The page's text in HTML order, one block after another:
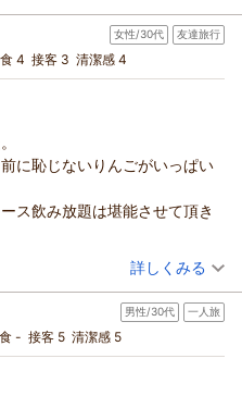
を重ねてまいります。
過ごしいただけますよう、
げております。
お越しくださいませ。
ご宿泊を即決でお選びいただ
ば様にご宿泊いただき、まる
ような、懐かしい感覚を覚
っておりません。館内の至
は「源泉」です。以前よりも
湯）になり、日帰り入浴の
をいただいております。
た料理や県産の野菜・海鮮
したお料理を提供しておりま
様にお喜びいただけるさまざ
しますので、ぜひ次回もご
、誠にありがとうございま
に頭越しに大声で会話された
お肌に感動です
車場まで来て頂いて
正面付けされたバス
)
期間限定！「ズワイガニ食べ放題
＞
和室 朝・夕
あたり/税込)
の返信
にありがとうございます。
相応しい最高のホテル」との
たしました。
足いただけたようで、何より
生まれ変わり、以前にも増し
泉質となり、多くのお客様
。
不快な思いをおかけし、誠
女性/30代 友達旅行
4 接客 3 清潔感 4
に恥じないりんごがいっぱい
ス飲み放題は堪能させて頂き
いいのかなって思いました。
（投稿日：2026/03/15）
)
期間限定！「ズワイガニ食べ放題
＞
和室 朝・夕
あたり/税込)
詳しくみる
男性/30代 一人旅
- 接客 5 清潔感 5